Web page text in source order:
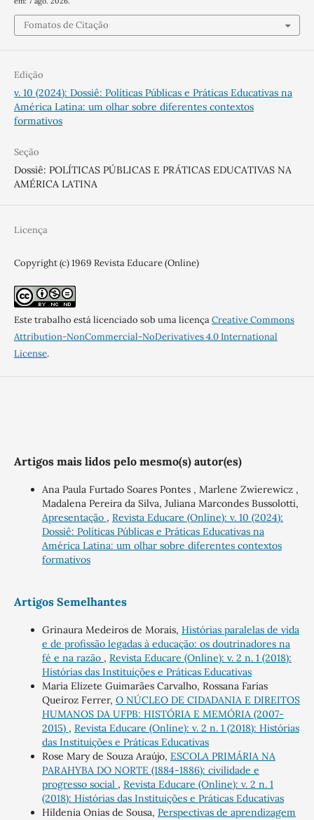
Fomatos de Citação
Edição
v. 10 (2024): Dossiê: Políticas Públicas e Práticas Educativas na
América Latina: um olhar sobre diferentes contextos
formativos
Seção
Dossiê: POLÍTICAS PÚBLICAS E PRÁTICAS EDUCATIVAS NA
AMÉRICA LATINA
Licença
Copyright (c) 1969 Revista Educare (Online)
Este trabalho está licenciado sob uma licençaCreative Commons
Attribution-NonCommercial-NoDerivatives 4.0 International
License.
Artigos mais lidos pelo mesmo(s) autor(es)
Ana Paula Furtado Soares Pontes , Marlene Zwierewicz ,
Madalena Pereira da Silva, Juliana Marcondes Bussolotti,
Apresentação , Revista Educare (Online): v. 10 (2024):
Dossiê: Políticas Públicas e Práticas Educativas na
América Latina: um olhar sobre diferentes contextos
formativos
Artigos Semelhantes
Grinaura Medeiros de Morais, Histórias paralelas de vida
e de profissão legadas à educação: os doutrinadores na
fé e na razão , Revista Educare (Online): v. 2 n. 1 (2018):
Histórias das Instituições e Práticas Educativas
Maria Elizete Guimarães Carvalho, Rossana Farias
Queiroz Ferrer, O NÚCLEO DE CIDADANIA E DIREITOS
HUMANOS DA UFPB: HISTÓRIA E MEMÓRIA (2007-
2015) , Revista Educare (Online): v. 2 n. 1 (2018): Histórias
das Instituições e Práticas Educativas
Rose Mary de Souza Araújo, ESCOLA PRIMÁRIA NA
PARAHYBA DO NORTE (1884-1886): civilidade e
progresso social , Revista Educare (Online): v. 2 n. 1
(2018): Histórias das Instituições e Práticas Educativas
Hildenia Onias de Sousa, Perspectivas de aprendizagem